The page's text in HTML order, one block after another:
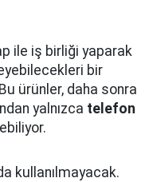
ile iş birliği yaparak
bir
ürünler, daha sonra
yalnızca telefon
kullanılmayacak.